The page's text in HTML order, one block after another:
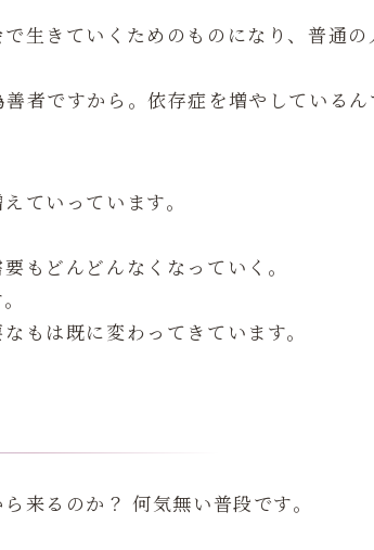
生きていくためのものになり、普通の
者ですから。依存症を増やしているん
ていっています。
もどんどんなくなっていく。
もは既に変わってきています。
来るのか？ 何気無い普段です。